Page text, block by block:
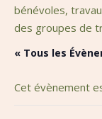
bénévoles,
des groupes de
« Tous les
Cet évènement